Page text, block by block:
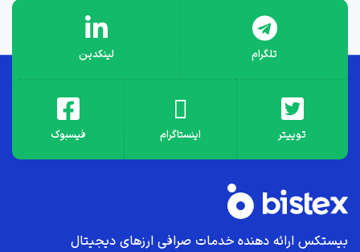
تلگرام لینکدین
توییتر اینستاگرام فیسبوک
بیستکس ارائه دهنده خدمات صرافی ارز‌های دیجیتال